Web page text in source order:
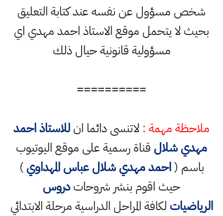
شخص مسؤول عن نفسه عند كتابة التعليق
بحيث لا يتحمل موقع الاستاذ احمد مهدي اي
مسؤولية قانونية حيال ذلك
==========
ملاحظة مهمة : لاتنسى دائما انللاستاذ احمد
مهدي شلال قناة رسمية على موقع اليوتيوب
باسم (احمد مهدي شلال عباس المهداوي)
حيث اقوم بنشر شروحاتدروس
الرياضيات لكافة المراحل الدراسية مرحلة الابتدائي